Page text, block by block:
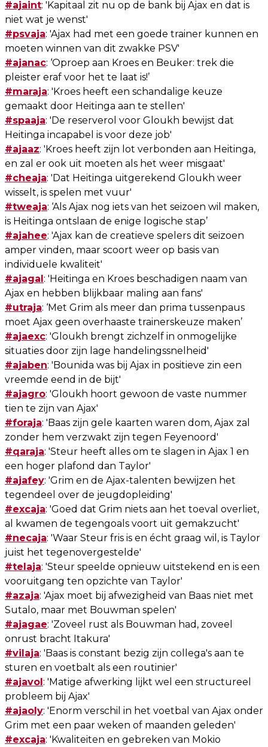
#ajaint: 'Kapitaal zit nu op de bank bij Ajax en dat is
niet wat je wenst'
#psvaja: 'Ajax had met een goede trainer kunnen en
moeten winnen van dit zwakke PSV'
#ajanac: ‘Oproep aan Kroes en Beuker: trek die
pleister eraf voor het te laat is!’
#maraja: 'Kroes heeft een schandalige keuze
gemaakt door Heitinga aan te stellen'
#spaaja: 'De reserverol voor Gloukh bewijst dat
Heitinga incapabel is voor deze job'
#ajaaz: 'Kroes heeft zijn lot verbonden aan Heitinga,
en zal er ook uit moeten als het weer misgaat'
#cheaja: 'Dat Heitinga uitgerekend Gloukh weer
wisselt, is spelen met vuur'
#tweaja: ‘Als Ajax nog iets van het seizoen wil maken,
is Heitinga ontslaan de enige logische stap’
#ajahee: 'Ajax kan de creatieve spelers dit seizoen
amper vinden, maar scoort weer op basis van
individuele kwaliteit'
#ajagal: 'Heitinga en Kroes beschadigen naam van
Ajax en hebben blijkbaar maling aan fans'
#utraja: ‘Met Grim als meer dan prima tussenpaus
moet Ajax geen overhaaste trainerskeuze maken’
#ajaexc: 'Gloukh brengt zichzelf in onmogelijke
situaties door zijn lage handelingssnelheid'
#ajaben: 'Bounida was bij Ajax in positieve zin een
vreemde eend in de bijt'
#ajagro: 'Gloukh hoort gewoon de vaste nummer
tien te zijn van Ajax'
#foraja: 'Baas zijn gele kaarten waren dom, Ajax zal
zonder hem verzwakt zijn tegen Feyenoord'
#qaraja: 'Steur heeft alles om te slagen in Ajax 1 en
een hoger plafond dan Taylor'
#ajafey: 'Grim en de Ajax-talenten bewijzen het
tegendeel over de jeugdopleiding'
#excaja: 'Goed dat Grim niets aan het toeval overliet,
al kwamen de tegengoals voort uit gemakzucht'
#necaja: 'Waar Steur fris is en écht graag wil, is Taylor
juist het tegenovergestelde'
#telaja: 'Steur speelde opnieuw uitstekend en is een
vooruitgang ten opzichte van Taylor'
#azaja: 'Ajax moet bij afwezigheid van Baas niet met
Sutalo, maar met Bouwman spelen'
#ajagae: 'Zoveel rust als Bouwman had, zoveel
onrust bracht Itakura'
#vilaja: 'Baas is constant bezig zijn collega's aan te
sturen en voetbalt als een routinier'
#ajavol: 'Matige afwerking lijkt wel een structureel
probleem bij Ajax'
#ajaoly: 'Enorm verschil in het voetbal van Ajax onder
Grim met een paar weken of maanden geleden'
#excaja: 'Kwaliteiten en gebreken van Mokio